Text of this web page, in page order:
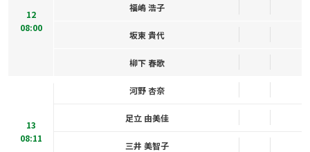
12
08:00
福嶋 浩子
坂東 貴代
柳下 春歌
13
08:11
河野 杏奈
足立 由美佳
三井 美智子